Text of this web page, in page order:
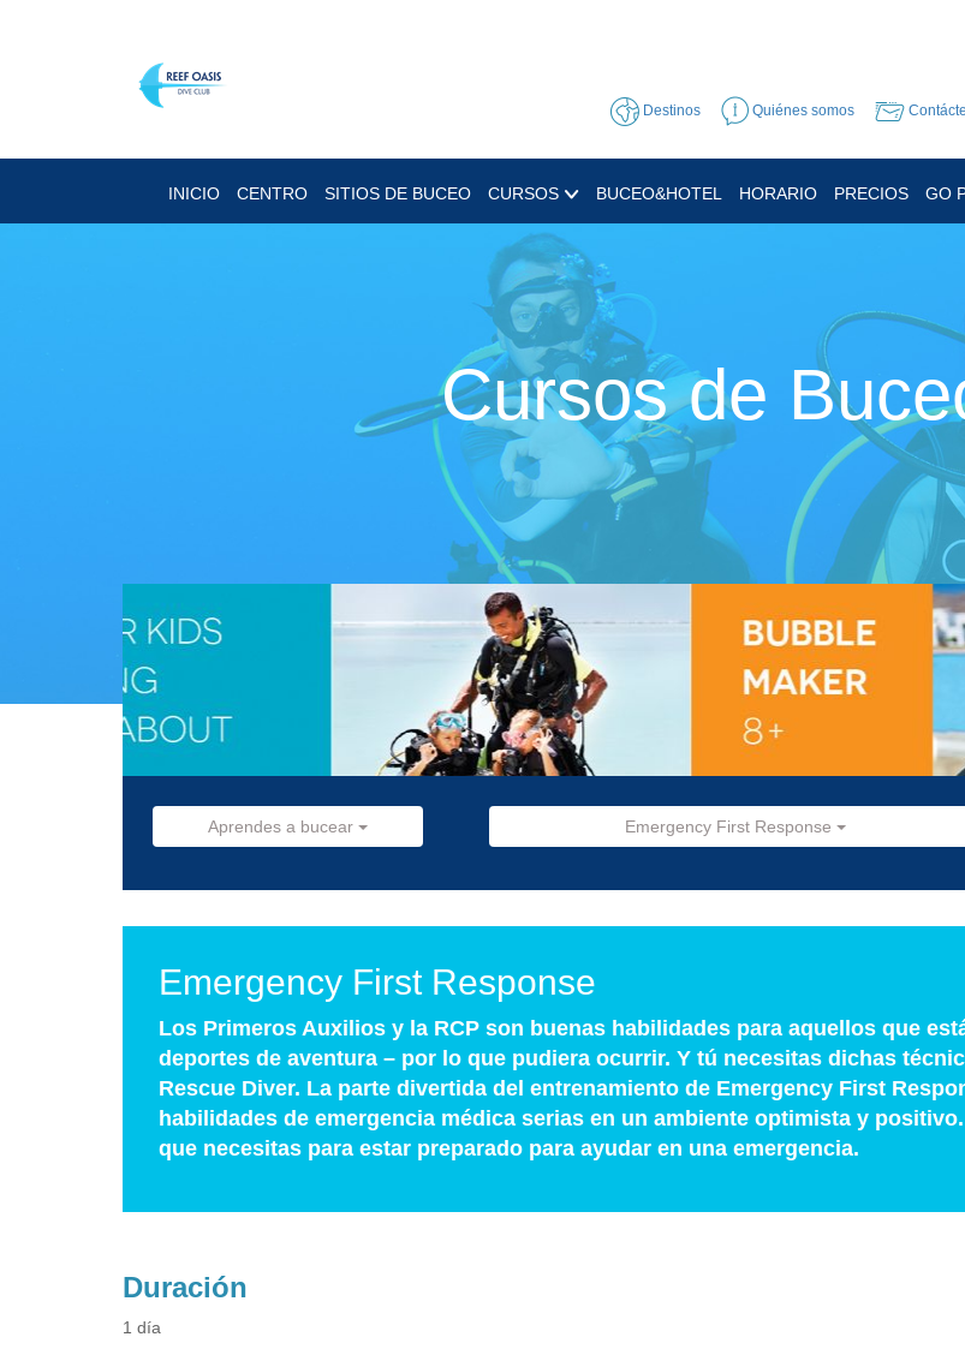
Destinos Quiénes somos
INICIO CENTRO SITIOS DE BUCEO CURSOS BUCEO&HOTEL HORARIO PRECIOS GO
Cursos de
Aprendes a bucear Emergency First Response
Emergency First Response
Los Primeros Auxilios y la RCP son buenas habilidades para aquellos que
deportes de aventura – por lo que pudiera ocurrir. Y tú necesitas dichas
Rescue Diver. La parte divertida del entrenamiento de Emergency First
habilidades de emergencia médica serias en un ambiente optimista y
que necesitas para estar preparado para ayudar en una emergencia.
Duración
1 día